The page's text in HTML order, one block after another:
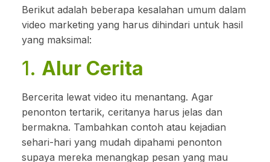
Berikut adalah beberapa kesalahan umum dalam
video marketing yang harus dihindari untuk hasil
yang maksimal:
1. Alur Cerita
Bercerita lewat video itu menantang. Agar
penonton tertarik, ceritanya harus jelas dan
bermakna. Tambahkan contoh atau kejadian
sehari-hari yang mudah dipahami penonton
supaya mereka menangkap pesan yang mau